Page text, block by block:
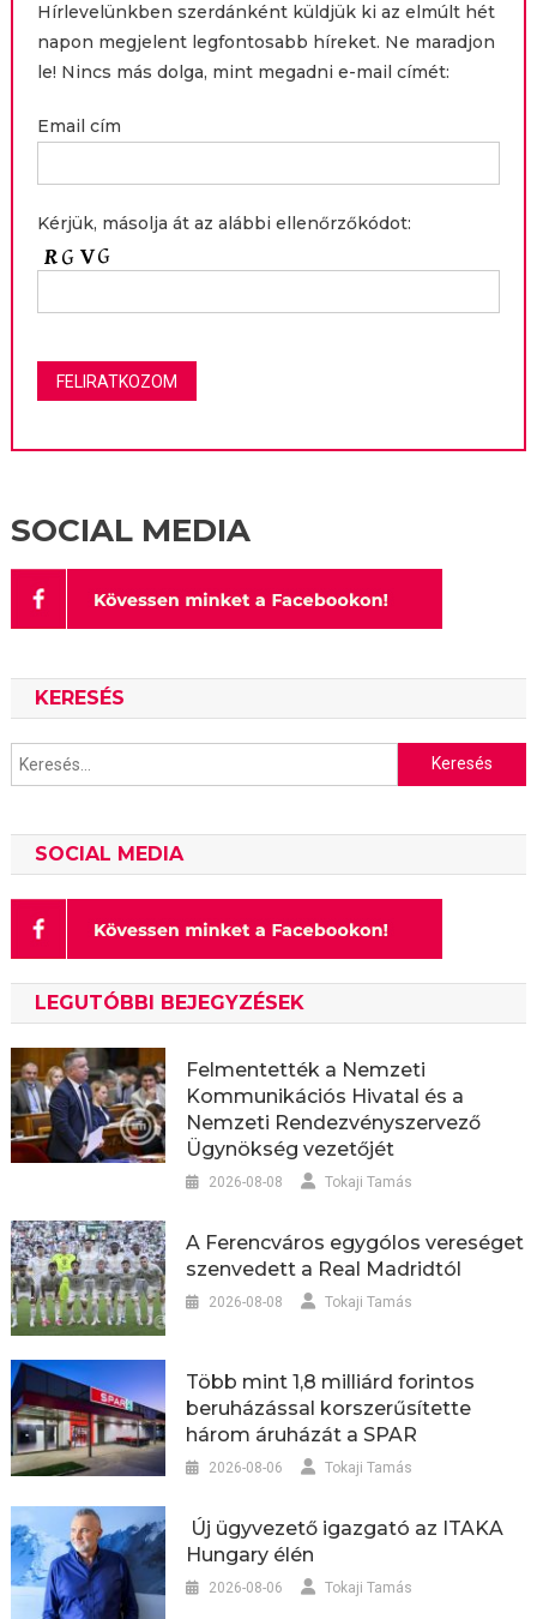
Hírlevelünkben szerdánként küldjük ki az elmúlt hét
napon megjelent legfontosabb híreket. Ne maradjon
le! Nincs más dolga, mint megadni e-mail címét:
Email cím
Kérjük, másolja át az alábbi ellenőrzőkódot:
SOCIAL MEDIA
KERESÉS
Keresés:
SOCIAL MEDIA
LEGUTÓBBI BEJEGYZÉSEK
Felmentették a Nemzeti
Kommunikációs Hivatal és a
Nemzeti Rendezvényszervező
Ügynökség vezetőjét
2026-08-08 Tokaji Tamás
A Ferencváros egygólos vereséget
szenvedett a Real Madridtól
2026-08-08 Tokaji Tamás
Több mint 1,8 milliárd forintos
beruházással korszerűsítette
három áruházát a SPAR
2026-08-06 Tokaji Tamás
Új ügyvezető igazgató az ITAKA
Hungary élén
2026-08-06 Tokaji Tamás